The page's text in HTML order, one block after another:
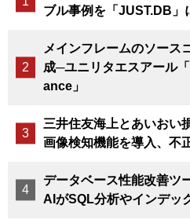
ブル事例を「JUST.DB」
メインフレームのソース
成─ユニリタエスアール
ance」
三井住友海上とあいおい
画像検知機能を導入、不
データベース性能改善ツ
AIがSQL分析やインデッ